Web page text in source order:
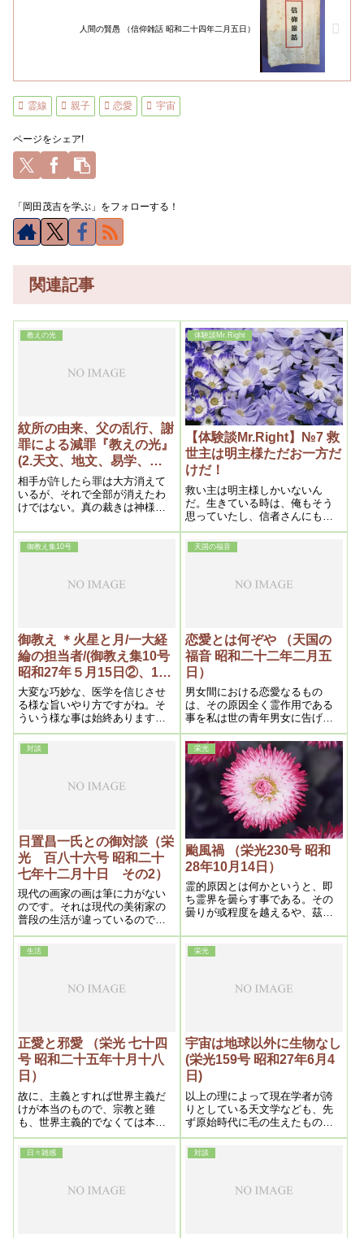
人間の賢愚 （信仰雑話 昭和二十四年二月五日）
霊線 親子 恋愛 宇宙
ページをシェア!
「岡田茂吉を学ぶ」をフォローする！
関連記事
教えの光
紋所の由来、父の乱行、謝
罪による減罪『教えの光』
(2.天文、地文、易学、人
事等の問題) 昭和二十六年
五月二十日
相手が許したら罪は大方消えて
いるが、それで全部が消えたわ
けではない。真の裁きは神様が
のでなくては完全ではない。先
方が許せば怨みの霊が来なくな
体験談Mr.Right
【体験談Mr.Right】№7 救
世主は明主様ただお一方だ
けだ！
救い主は明主様しかいないん
だ。生きている時は、俺もそう
思っていたし、信者さんにもそ
う話してきた。しかし、ケタが
違うんだ。頭で理解しているこ
とと、実際は全然ケタが違うん
人は、教団の中には一人もいな
御教え集10号
御教え ＊火星と月/一大経
綸の担当者/(御教え集10号
昭和27年５月15日②、16
日)
大変な巧妙な、医学を信じさせ
る様な旨いやり方ですがね。そ
ういう様な事は始終あります。
我々からみると、屁の様な事
を、大変な偉い様にデカデカと
ね。それは医学を偉く見せる様
天国の福音
恋愛とは何ぞや （天国の
福音 昭和二十二年二月五
日）
男女間における恋愛なるもの
は、その原因全く霊作用である
事を私は世の青年男女に告げた
いのである。それについて二つ
の例を挙げてみよう。
対談
日置昌一氏との御対談（栄
光 百八十六号 昭和二十
七年十二月十日 その2）
現代の画家の画は筆に力がない
のです。それは現代の美術家の
普段の生活が違っているので
す。力というものは食物が大い
に影響するのです。ビフテキを
食べたり牛乳を呑んだりしてい
仕方がないので塗抹絵になるの
栄光
颱風禍 （栄光230号 昭和
28年10月14日）
霊的原因とは何かというと、即
ち霊界を曇らす事である。その
曇りが或程度を越えるや、茲に
が颱風である。それには人間の
想念と言葉に注意する。という
怨み、嫉妬、不平等が霊界に反
痴、卑劣、あらゆる罪悪等で、
前者は一次元、後者は二次元の
霊界を曇らす事になる。これを
台風という自然浄化作用発生に
よって払拭するのである。
生活
正愛と邪愛 （栄光 七十四
号 昭和二十五年十月十八
日）
故に、主義とすれば世界主義だ
けが本当のもので、宗教と雖
も、世界主義的でなくては本当
の救ひとは言えないのである。
本教が世界の文字を冠したの
も、そういふ意味からである。
栄光
宇宙は地球以外に生物なし
(栄光159号 昭和27年6月4
日)
以上の理によって現在学者が誇
りとしている天文学なども、先
ず原始時代に毛の生えたものと
思えばいいので、全く唯物科学
ではこの謎を解くなどは痴人の
夢である。処がいつもいう通
りではない。医学も農業も凡ゆ
日々雑感 対談